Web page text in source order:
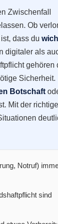
Zwischenfall
Ob
dass du
digitaler als
gehören
Sicherheit.
Botschaft
Mit der
Notruf)
sind